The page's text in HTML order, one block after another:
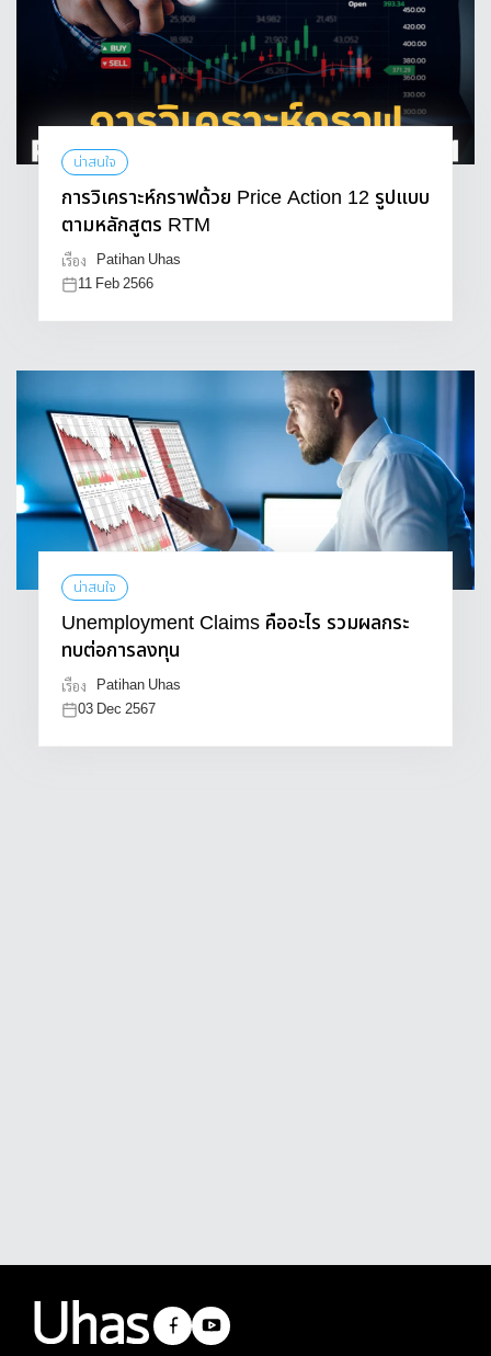
น่าสนใจ
การวิเคราะห์กราฟด้วย Price Action 12 รูปแบบ
ตามหลักสูตร RTM
เรื่อง
Patihan Uhas
11 Feb 2566
น่าสนใจ
Unemployment Claims คืออะไร รวมผลกระ
ทบต่อการลงทุน
เรื่อง
Patihan Uhas
03 Dec 2567